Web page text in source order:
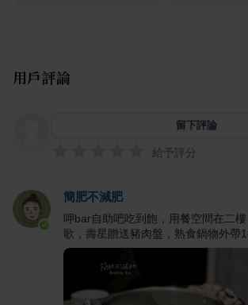
用戶評論
留下評論
給予評分
簡肥不減肥
呷bar自助吧吃到飽，用餐空間在二
歌，壽星贈送豬肉盤，熟食鍋物外帶